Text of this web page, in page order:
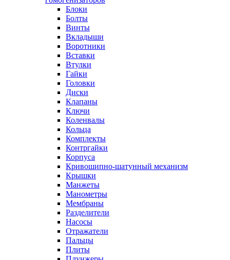
Блоки
Болты
Винты
Вкладыши
Воротники
Вставки
Втулки
Гайки
Головки
Диски
Клапаны
Ключи
Коленвалы
Кольца
Комплекты
Контргайки
Корпуса
Кривошипно-шатунный механизм
Крышки
Манжеты
Манометры
Мембраны
Разделители
Насосы
Отражатели
Пальцы
Плиты